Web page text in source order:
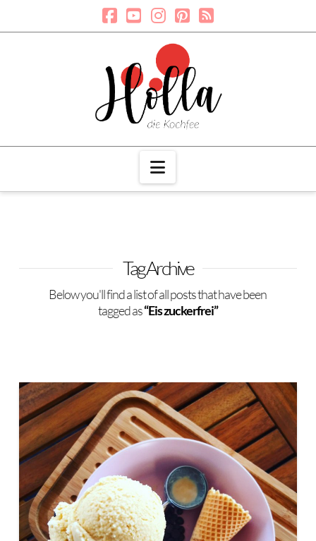
Navigation
Tag Archive
Below you'll find a list of all posts that have been
tagged as“Eis zuckerfrei”